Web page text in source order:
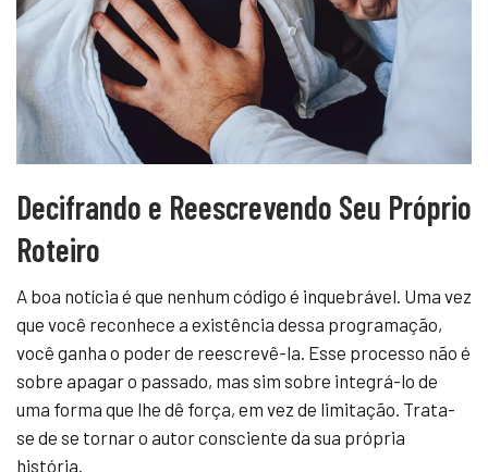
Decifrando e Reescrevendo Seu Próprio
Roteiro
A boa notícia é que nenhum código é inquebrável. Uma vez
que você reconhece a existência dessa programação,
você ganha o poder de reescrevê-la. Esse processo não é
sobre apagar o passado, mas sim sobre integrá-lo de
uma forma que lhe dê força, em vez de limitação. Trata-
se de se tornar o autor consciente da sua própria
história.